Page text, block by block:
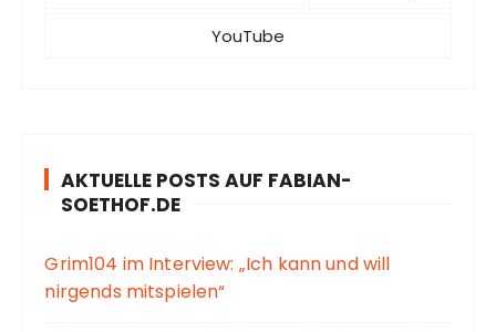
YouTube
AKTUELLE POSTS AUF FABIAN-
SOETHOF.DE
Grim104 im Interview: „Ich kann und will
nirgends mitspielen“